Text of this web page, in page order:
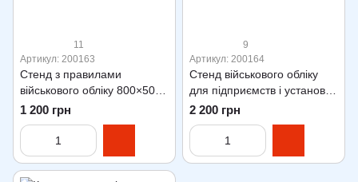
11
Артикул: 200163
Стенд з правилами
військового обліку 800×500
мм
1 200 грн
9
Артикул: 200164
Стенд військового обліку
для підприємств і установ
(1000×500 мм)
2 200 грн